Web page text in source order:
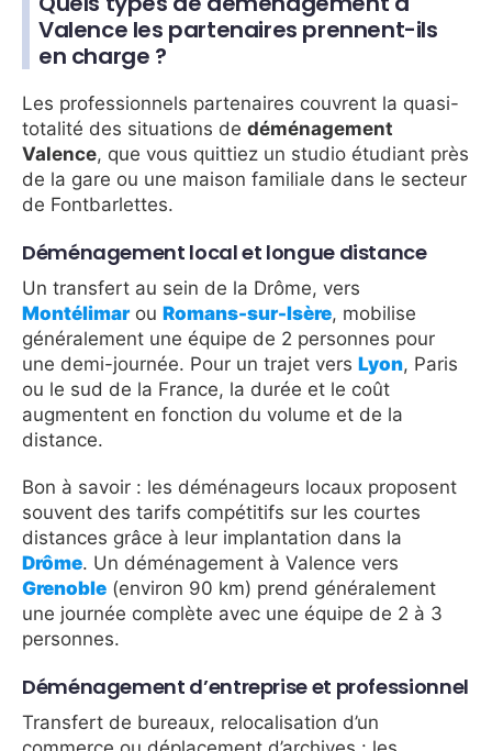
Valence les partenaires prennent-ils
en charge ?
Les professionnels partenaires couvrent la quasi-
totalité des situations de déménagement
Valence, que vous quittiez un studio étudiant près
de la gare ou une maison familiale dans le secteur
de Fontbarlettes.
Déménagement local et longue distance
Un transfert au sein de la Drôme, vers
Montélimarou Romans-sur-Isère, mobilise
généralement une équipe de 2 personnes pour
une demi-journée. Pour un trajet vers Lyon, Paris
ou le sud de la France, la durée et le coût
augmentent en fonction du volume et de la
distance.
Bon à savoir : les déménageurs locaux proposent
souvent des tarifs compétitifs sur les courtes
distances grâce à leur implantation dans la
Drôme. Un déménagement à Valence vers
Grenoble (environ 90 km) prend généralement
une journée complète avec une équipe de 2 à 3
personnes.
Déménagement d’entreprise et professionnel
Transfert de bureaux, relocalisation d’un